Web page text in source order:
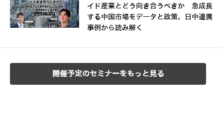
イド産業とどう向き合うべきか 急成長
する中国市場をデータと政策、日中連携
事例から読み解く
開催予定のセミナーをもっと見る